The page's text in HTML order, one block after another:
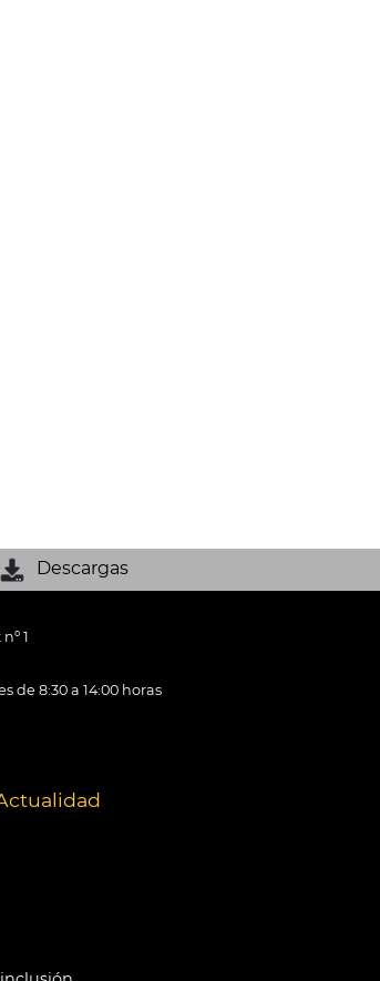
Descargas
1
de 8:30 a 14:00 horas